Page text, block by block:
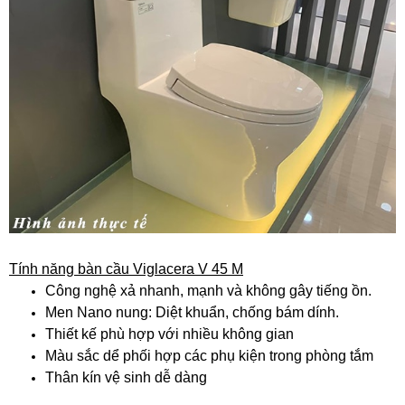
Tính năng bàn cầu Viglacera V 45 M
Công nghệ xả nhanh, mạnh và không gây tiếng ồn.
Men Nano nung: Diệt khuẩn, chống bám dính.
Thiết kế phù hợp với nhiều không gian
Màu sắc dể phối hợp các phụ kiện trong phòng tắm
Thân kín vệ sinh dễ dàng